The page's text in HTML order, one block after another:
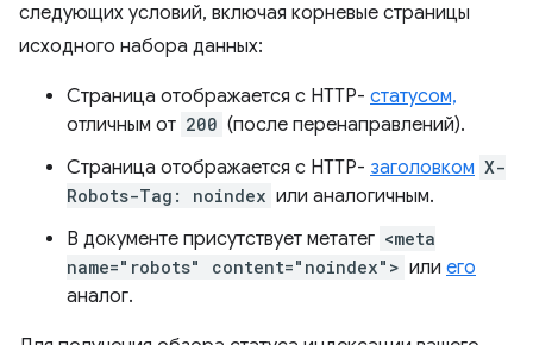
следующих условий, включая корневые страницы
исходного набора данных:
Страница отображается с HTTP- статусом,
отличным от 200 (после перенаправлений).
Страница отображается с HTTP- заголовком X-
Robots-Tag: noindex или аналогичным.
В документе присутствует метатег <meta
name="robots" content="noindex"> или его
аналог.